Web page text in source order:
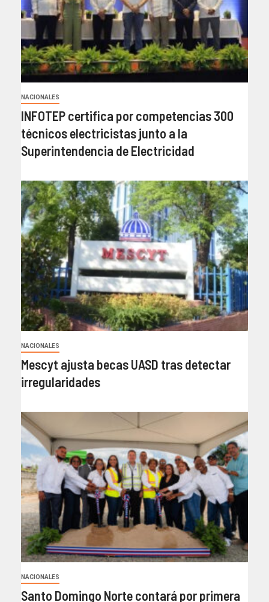
NACIONALES
INFOTEP certifica por competencias 300
técnicos electricistas junto a la
Superintendencia de Electricidad
NACIONALES
Mescyt ajusta becas UASD tras detectar
irregularidades
NACIONALES
Santo Domingo Norte contará por primera